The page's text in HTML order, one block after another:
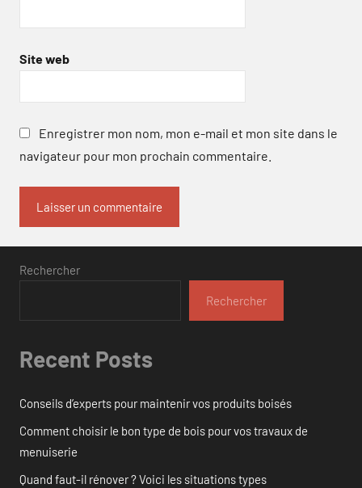
Site web
Enregistrer mon nom, mon e-mail et mon site dans le
navigateur pour mon prochain commentaire.
Rechercher
Rechercher
Recent Posts
Conseils d’experts pour maintenir vos produits boisés
Comment choisir le bon type de bois pour vos travaux de
menuiserie
Quand faut-il rénover ? Voici les situations types